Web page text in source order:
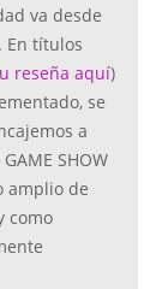
va desde
En títulos
reseña aquí)
se
a
SHOW
amplio de
como